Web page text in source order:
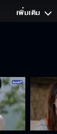
เพิ่มเติม